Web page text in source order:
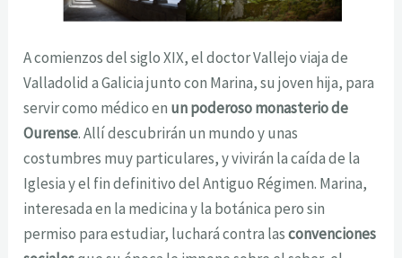
A comienzos del siglo XIX, el doctor Vallejo viaja de
Valladolid a Galicia junto con Marina, su joven hija, para
servir como médico en un poderoso monasterio de
Ourense. Allí descubrirán un mundo y unas
costumbres muy particulares, y vivirán la caída de la
Iglesia y el fin definitivo del Antiguo Régimen. Marina,
interesada en la medicina y la botánica pero sin
permiso para estudiar, luchará contra lasconvenciones